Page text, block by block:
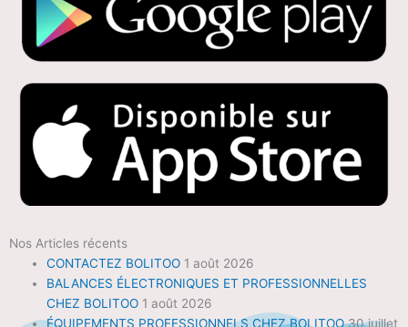
Nos Articles récents
CONTACTEZ BOLITOO 1 août 2026
BALANCES ÉLECTRONIQUES ET PROFESSIONNELLES
CHEZ BOLITOO 1 août 2026
ÉQUIPEMENTS PROFESSIONNELS CHEZ BOLITOO 30 juillet